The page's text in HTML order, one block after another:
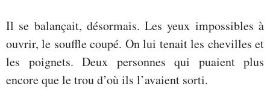
Il se balançait, désormais. Les yeux impossibles à
ouvrir, le souffle coupé. On lui tenait les chevilles et
les poignets. Deux personnes qui puaient plus
encore que le trou d’où ils l’avaient sorti.